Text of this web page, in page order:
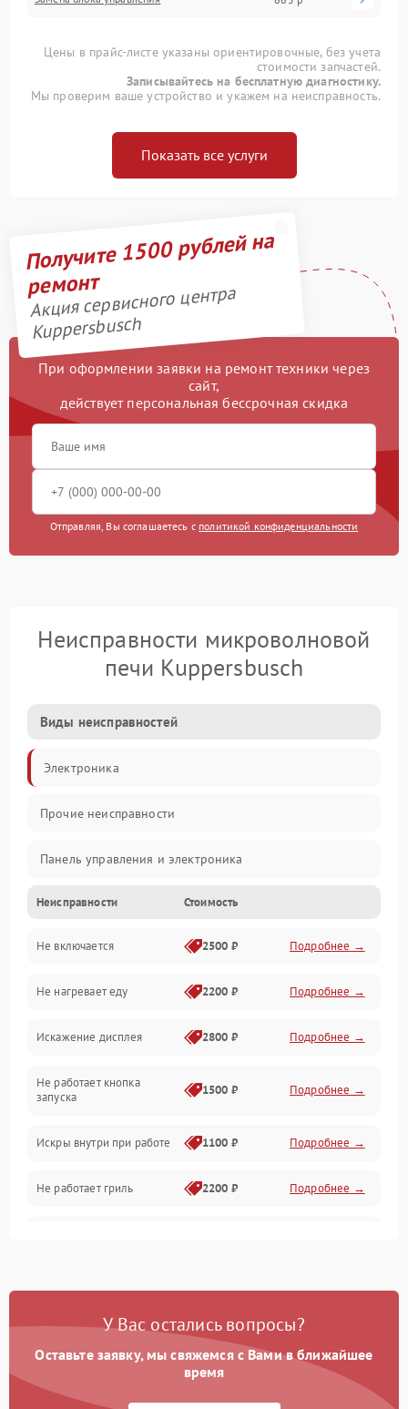
Цены в прайс-листе указаны ориентировочные, без учета
стоимости запчастей.
Записывайтесь на бесплатную диагностику.
Мы проверим ваше устройство и укажем на неисправность.
Показать все услуги
Получите 1500 рублей на
ремонт
Акция сервисного центра
Kuppersbusch
При оформлении заявки на ремонт техники через
сайт,
действует персональная бессрочная скидка
Отправляя, Вы соглашаетесь с политикой конфиденциальности
Неисправности микроволновой
печи Kuppersbusch
Виды неисправностей
Электроника
Прочие неисправности
Панель управления и электроника
Дверца и корпус
Механика и внутренние элементы
Механические повреждения
Питание и запуск
Нагрев и приготовление
Программное обеспечение
Неисправности Стоимость
Не включается 2500 ₽ Подробнее →
Не нагревает еду 2200 ₽ Подробнее →
Искажение дисплея 2800 ₽ Подробнее →
Не работает кнопка
запуска
1500 ₽ Подробнее →
Искры внутри при работе 1100 ₽ Подробнее →
Не работает гриль 2200 ₽ Подробнее →
Появление запаха гари 2400 ₽ Подробнее →
Проблемы с вентилятором 2000 ₽
Поломка системы
охлаждения
Подробнее →
У Вас остались вопросы?
Оставьте заявку, мы свяжемся с Вами в ближайшее
время